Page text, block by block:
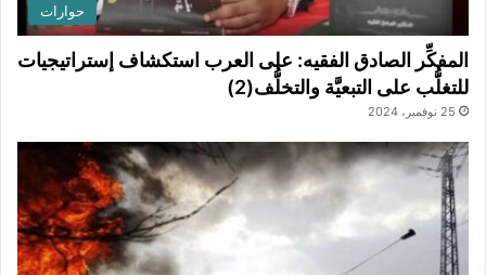
حوارات
المفكِّر الصادق الفقيه: على العرب استكشاف إستراتيجيات
للتغلُّب على التبعيَّة والتخلُّف(2)
25 نوفمبر، 2024